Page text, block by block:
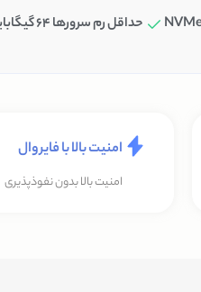
حداقل رم سرورها ۶۴ گیگابایت
امنیت بالا با فایروال
امنیت بالا بدون نفوذپذیری